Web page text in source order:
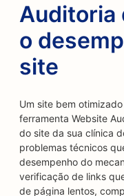
Auditoria
o
site
Um site bem
ferramenta Website
do site da sua clínica
problemas técnicos
desempenho do
verificação de links
de página lentos,